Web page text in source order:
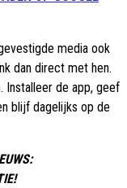
media ook
dan direct met hen.
Installeer de app, geef
blijf dagelijks op de